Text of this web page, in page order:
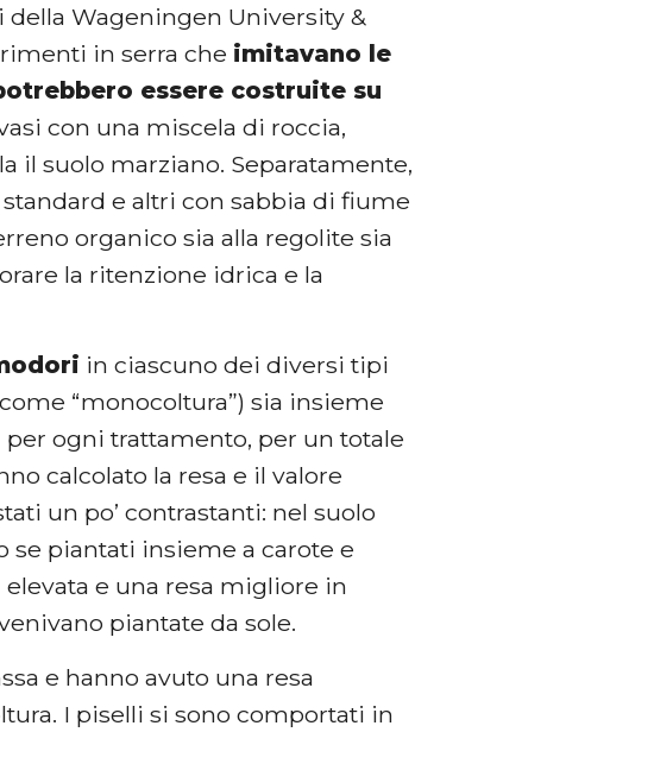
Wageningen University &
in serra che imitavano le
essere costruite su
con una miscela di roccia,
il suolo marziano. Separatamente,
e altri con sabbia di fiume
organico sia alla regolite sia
la ritenzione idrica e la
in ciascuno dei diversi tipi
“monocoltura”) sia insieme
ogni trattamento, per un totale
calcolato la resa e il valore
un po’ contrastanti: nel suolo
piantati insieme a carote e
e una resa migliore in
piantate da sole.
e hanno avuto una resa
I piselli si sono comportati in